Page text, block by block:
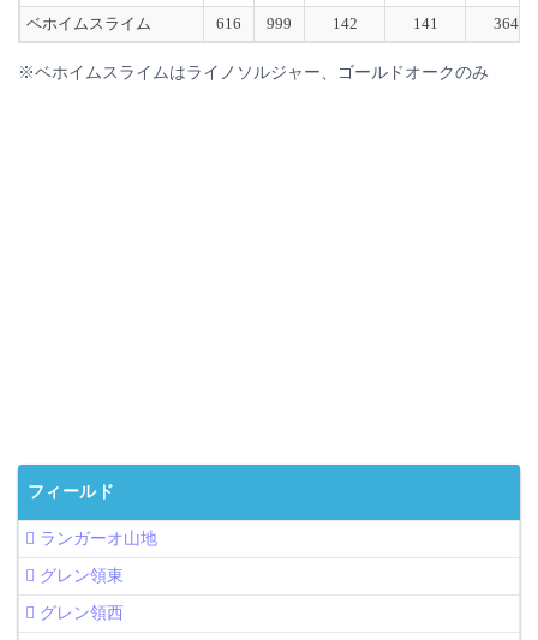
ベホイムスライム
616 999 142 141 364
※ベホイムスライムはライノソルジャー、ゴールドオークのみ
フィールド
ランガーオ山地
グレン領東
グレン領西